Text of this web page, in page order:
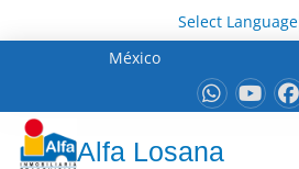
Select Language
México
Alfa Losana